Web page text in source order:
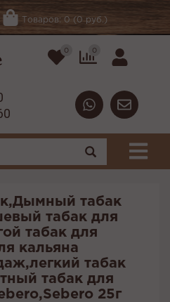
Товаров: 0 (0 руб.)
0 0
табак
табак для
табак для
кальяна
табак
табак для
25г